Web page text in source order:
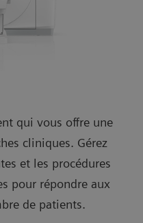
qui vous offre une
cliniques. Gérez
et les procédures
pour répondre aux
de patients.